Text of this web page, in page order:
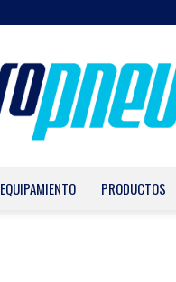
EQUIPAMIENTO PRODUCTOS